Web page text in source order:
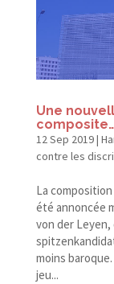
Une
12 Sep 2019|
contre les
La
été annoncée
von der
moins
jeu...